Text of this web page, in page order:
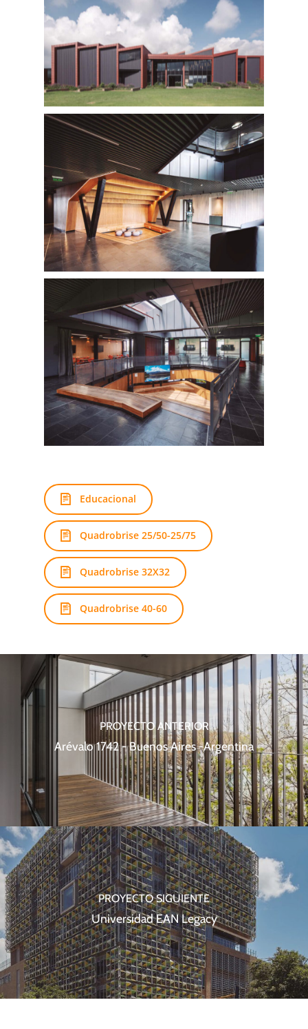
Educacional
Quadrobrise 25/50-25/75
Quadrobrise 32X32
Quadrobrise 40-60
PROYECTO ANTERIOR
Arévalo 1742 - Buenos Aires -Argentina
PROYECTO SIGUIENTE
Universidad EAN Legacy